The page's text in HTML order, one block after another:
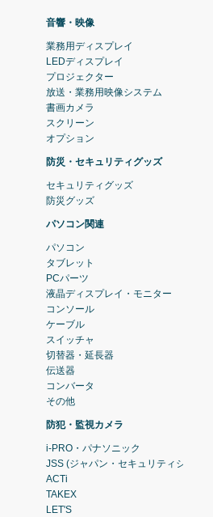
音響・映像
業務用ディスプレイ
LEDディスプレイ
プロジェクター
放送・業務用映像システム
書画カメラ
スクリーン
オプション
防災・セキュリティグッズ
セキュリティグッズ
防災グッズ
パソコン関連
パソコン
タブレット
PCパーツ
液晶ディスプレイ・モニター
コンソール
ケーブル
スイッチャ
切替器・延長器
伝送器
コンバータ
その他
防犯・監視カメラ
i-PRO・パナソニック
JSS (ジャパン・セキュリティシステム)
ACTi
TAKEX
LET'S